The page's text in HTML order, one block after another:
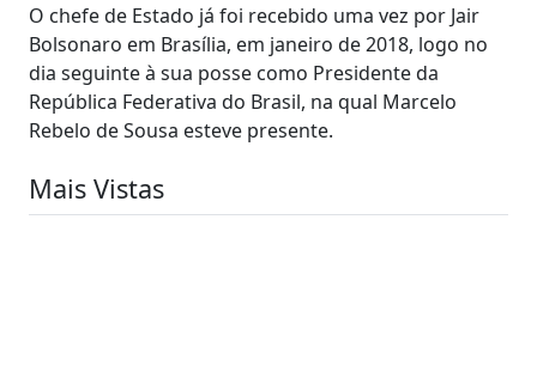
O chefe de Estado já foi recebido uma vez por Jair
Bolsonaro em Brasília, em janeiro de 2018, logo no
dia seguinte à sua posse como Presidente da
República Federativa do Brasil, na qual Marcelo
Rebelo de Sousa esteve presente.
Mais Vistas